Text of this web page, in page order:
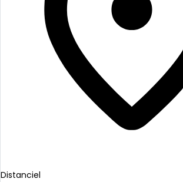
Distanciel